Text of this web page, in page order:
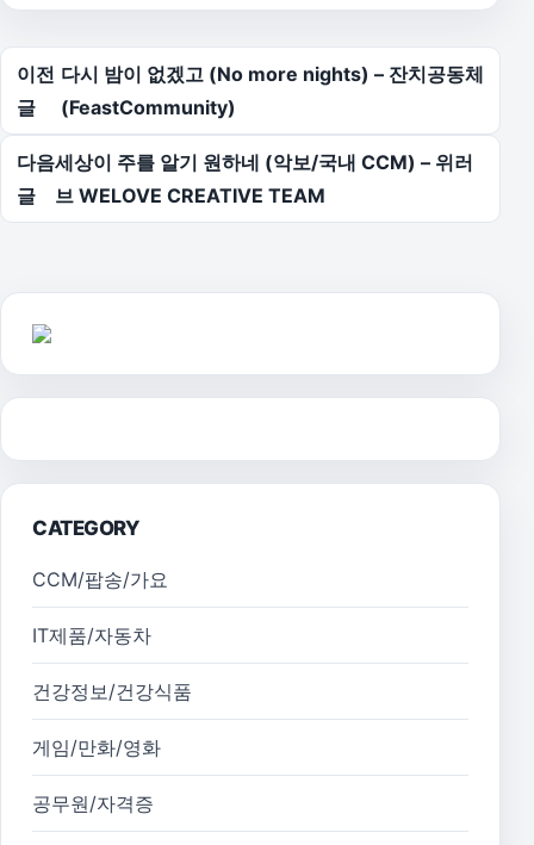
글 탐색
이전
글
다시 밤이 없겠고 (No more nights) – 잔치공동체
(FeastCommunity)
다음
글
세상이 주를 알기 원하네 (악보/국내 CCM) – 위러
브 WELOVE CREATIVE TEAM
CATEGORY
CCM/팝송/가요
IT제품/자동차
건강정보/건강식품
게임/만화/영화
공무원/자격증